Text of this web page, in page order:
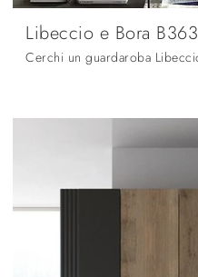
Libeccio e Bora B363